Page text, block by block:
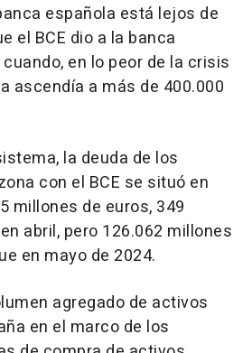
española está lejos de
el BCE dio a la banca
en lo peor de la crisis
ascendía a más de 400.000
la deuda de los
con el BCE se situó en
millones de euros, 349
abril, pero 126.062 millones
en mayo de 2024.
agregado de activos
en el marco de los